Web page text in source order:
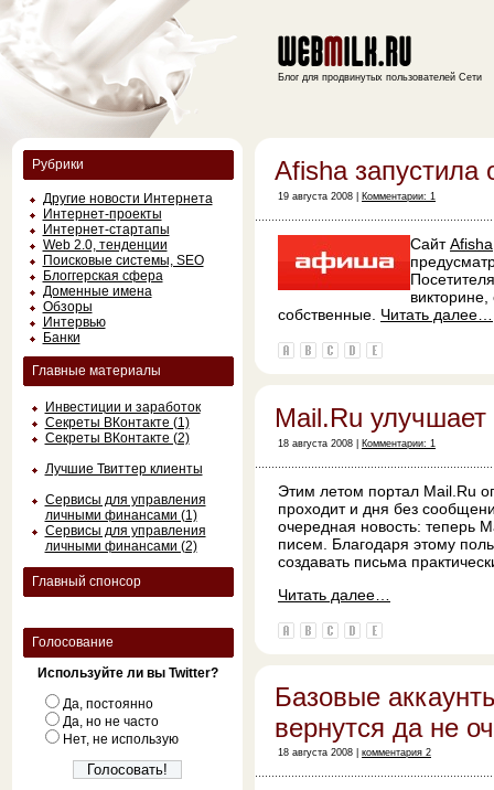
Рубрики
Другие новости Интернета
Интернет-проекты
Интернет-стартапы
Web 2.0, тенденции
Поисковые системы, SEO
Блоггерская сфера
Доменные имена
Обзоры
Интервью
Банки
Главные материалы
Инвестиции и заработок
Секреты ВКонтакте (1)
Секреты ВКонтакте (2)
Лучшие Твиттер клиенты
Сервисы для управления
личными финансами (1)
Сервисы для управления
личными финансами (2)
Главный спонсор
Голосование
Используйте ли вы Twitter?
Да, постоянно
Да, но не часто
Нет, не использую
Блог для продвинутых пользователей Сети
Afisha запустила
19 августа 2008 | Комментарии: 1
СайтAfisha
собственные. Читать далее…
Mail.Ru улучшает
18 августа 2008 | Комментарии: 1
Этим летом портал Mail.Ru
проходит и дня без
очередная новость: теперь
писем. Благодаря этому
создавать письма
Читать далее…
Базовые
вернутся да не
18 августа 2008 | комментария 2